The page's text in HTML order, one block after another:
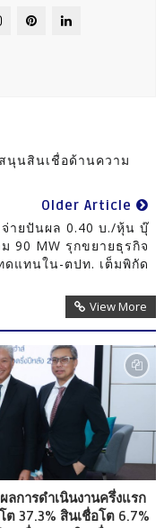
นุนสินเชื่อด้านความ
Older Article
จ่ายปันผล 0.40 บ./หุ้น บุ๊
90 MW รุกขยายธุรกิจ
ดแทนใน-ตปท. เต็มพิกัด
View More
ลการดำเนินงานครึ่งแรก
37.3% สินเชื่อโต 6.7%